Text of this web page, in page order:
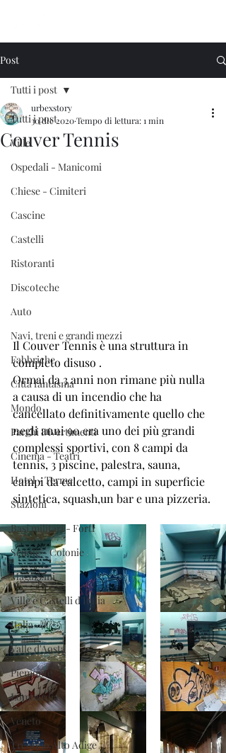
Post
Tutti i post
Ville
Ospedali - Manicomi
Chiese - Cimiteri
Cascine
Castelli
Ristoranti
Discoteche
Auto
Navi, treni e grandi mezzi
Fabbriche
Città fantasma
Mondo
Parchi Divertimenti
Cinema - Teatri
Hotel - Terme
Stazioni
Basi militari - Forti
Scuole - Colonie
Magazzini
Ville e Castelli d'Italia
Italia
Valle d'Aosta
Piemonte
Lombardia
Veneto
Trentino Alto Adige
Tutti i post
Couver Tennis
urbexstory
30 dic 2020Tempo di lettura: 1 min
Il Couver Tennis è una struttura in
completo disuso .
Ormai da 3 anni non rimane più nulla
a causa di un incendio che ha
cancellato definitivamente quello che
negli anni 90 era uno dei più grandi
complessi sportivi, con 8 campi da
tennis, 3 piscine, palestra, sauna,
campi da calcetto, campi in superficie
sintetica, squash,un bar e una pizzeria.